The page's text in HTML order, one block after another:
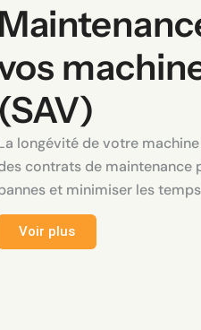
(SAV)
longévité de votre
contrats de maintenance
et minimiser les
Voir plus